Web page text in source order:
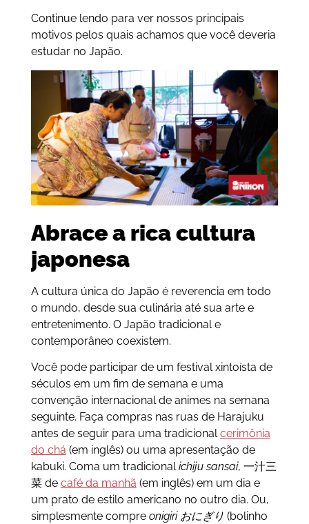
Continue lendo para ver nossos principais
motivos pelos quais achamos que você deveria
estudar no Japão.
Abrace a rica cultura
japonesa
A cultura única do Japão é reverencia em todo
o mundo, desde sua culinária até sua arte e
entretenimento. O Japão tradicional e
contemporâneo coexistem.
Você pode participar de um festival xintoísta de
séculos em um fim de semana e uma
convenção internacional de animes na semana
seguinte. Faça compras nas ruas de Harajuku
antes de seguir para uma tradicionalcerimônia
do chá (em inglês) ou uma apresentação de
kabuki. Coma um tradicionalichiju sansai, 一汁三
菜 de café da manhã (em inglês) em um dia e
um prato de estilo americano no outro dia. Ou,
simplesmente compre onigiri おにぎり (bolinho